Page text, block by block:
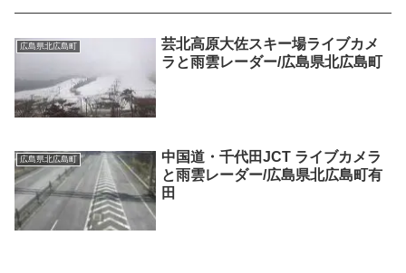
広島県北広島町
芸北高原大佐スキー場ライブカメ
ラと雨雲レーダー/広島県北広島町
広島県北広島町
中国道・千代田JCT ライブカメラ
と雨雲レーダー/広島県北広島町有
田